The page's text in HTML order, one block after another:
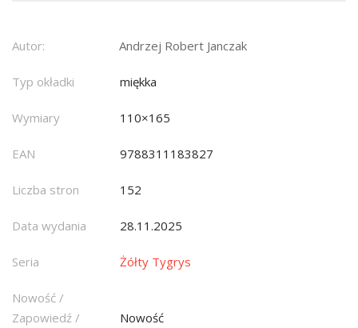
Autor: Andrzej Robert Janczak
Typ okładki miękka
Wymiary 110×165
EAN 9788311183827
Liczba stron 152
Data wydania 28.11.2025
Seria Żółty Tygrys
Nowość /
Zapowiedź /
Nowość